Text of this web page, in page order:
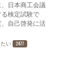
日本商工会議
検定試験で
自己啓発に活
い 2477